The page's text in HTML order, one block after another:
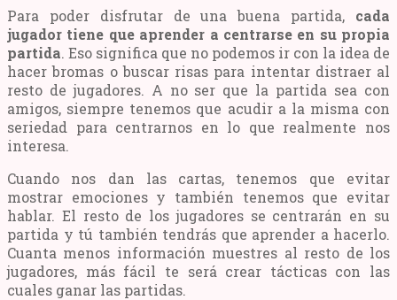
Para poder disfrutar de una buena partida, cada
jugador tiene que aprender a centrarse en su propia
partida. Eso significa que no podemos ir con la idea de
hacer bromas o buscar risas para intentar distraer al
resto de jugadores. A no ser que la partida sea con
amigos, siempre tenemos que acudir a la misma con
seriedad para centrarnos en lo que realmente nos
interesa.
Cuando nos dan las cartas, tenemos que evitar
mostrar emociones y también tenemos que evitar
hablar. El resto de los jugadores se centrarán en su
partida y tú también tendrás que aprender a hacerlo.
Cuanta menos información muestres al resto de los
jugadores, más fácil te será crear tácticas con las
cuales ganar las partidas.